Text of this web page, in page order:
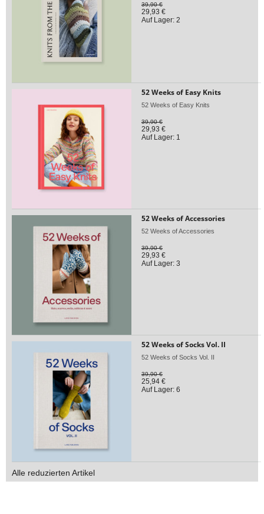
39,90 €
29,93 €
Auf Lager: 2
52 Weeks of Easy Knits
52 Weeks of Easy Knits
39,90 €
29,93 €
Auf Lager: 1
52 Weeks of Accessories
52 Weeks of Accessories
39,90 €
29,93 €
Auf Lager: 3
52 Weeks of Socks Vol. II
52 Weeks of Socks Vol. II
39,90 €
25,94 €
Auf Lager: 6
Alle reduzierten Artikel